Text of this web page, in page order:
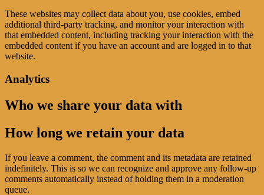
These websites may collect data about you, use cookies, embed
additional third-party tracking, and monitor your interaction with
that embedded content, including tracking your interaction with the
embedded content if you have an account and are logged in to that
website.
Analytics
Who we share your data with
How long we retain your data
If you leave a comment, the comment and its metadata are retained
indefinitely. This is so we can recognize and approve any follow-up
comments automatically instead of holding them in a moderation
queue.